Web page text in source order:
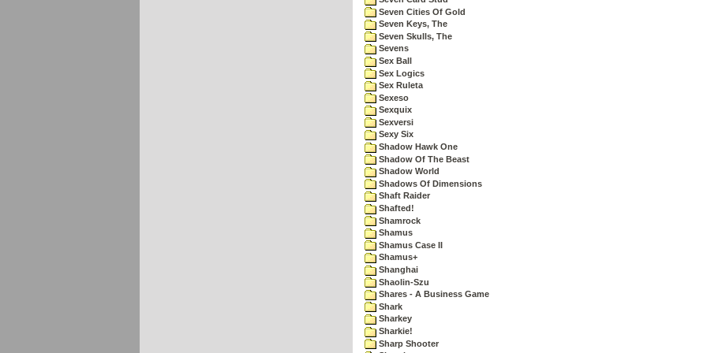
Seven Cities Of Gold
Seven Keys, The
Seven Skulls, The
Sevens
Sex Ball
Sex Logics
Sex Ruleta
Sexeso
Sexquix
Sexversi
Sexy Six
Shadow Hawk One
Shadow Of The Beast
Shadow World
Shadows Of Dimensions
Shaft Raider
Shafted!
Shamrock
Shamus
Shamus Case II
Shamus+
Shanghai
Shaolin-Szu
Shares - A Business Game
Shark
Sharkey
Sharkie!
Sharp Shooter